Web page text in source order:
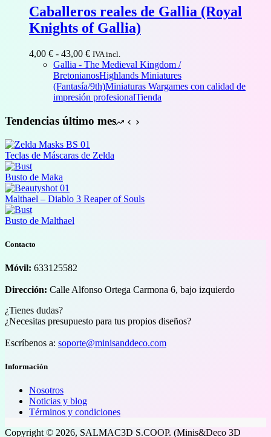
Caballeros reales de Gallia (Royal
Knights of Gallia)
4,00 € - 43,00 €Rango
de
precios:
desde
4,00 €
43,00 €
IVA incl.
Gallia - The Medieval Kingdom /
BretonianosHighlands Miniatures
(Fantasía/9th)Miniaturas Wargames con calidad de
impresión profesionalTienda
Tendencias último mes
Teclas de Máscaras de Zelda
Busto de Maka
Malthael – Diablo 3 Reaper of Souls
Busto de Malthael
Contacto
Móvil: 633125582
Dirección: Calle Alfonso Ortega Carmona 6, bajo izquierdo
¿Tienes dudas?
¿Necesitas presupuesto para tus propios diseños?
Escríbenos a: soporte@minisanddeco.com
Información
Nosotros
Noticias y blog
Términos y condiciones
Copyright © 2026, SALMAC3D S.COOP. (Minis&Deco 3D